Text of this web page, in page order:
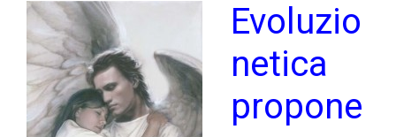
Evoluzio
netica
propone